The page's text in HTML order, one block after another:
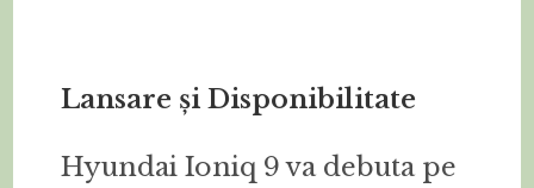
Lansare și Disponibilitate
Hyundai Ioniq 9 va debuta pe